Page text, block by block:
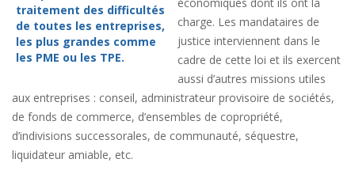
traitement des difficultés
de toutes les entreprises,
les plus grandes comme
les PME ou les TPE.
charge. Les mandataires de
justice interviennent dans le
cadre de cette loi et ils exercent
aussi d’autres missions utiles
aux entreprises : conseil, administrateur provisoire de sociétés,
de fonds de commerce, d’ensembles de copropriété,
d’indivisions successorales, de communauté, séquestre,
liquidateur amiable, etc.